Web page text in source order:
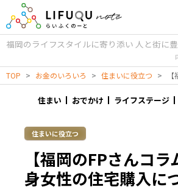
福岡のライフスタイルに寄り添い 人と街に
TOP > お金のいろいろ > 住まいに役立つ >
住まい おでかけ ライフステージ
住まいに役立つ
【福岡のFPさんコ
身女性の住宅購入に